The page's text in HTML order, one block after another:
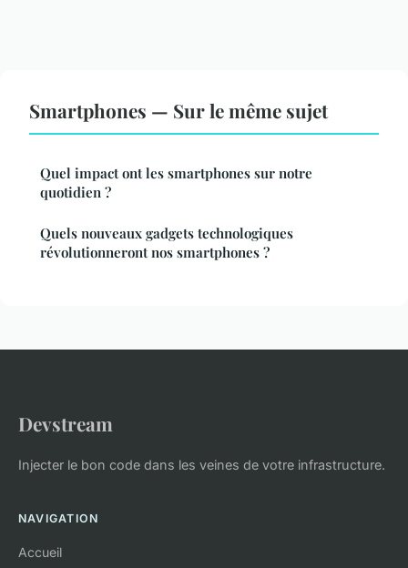
Smartphones — Sur le même sujet
Quel impact ont les smartphones sur notre
quotidien ?
Quels nouveaux gadgets technologiques
révolutionneront nos smartphones ?
Devstream
Injecter le bon code dans les veines de votre infrastructure.
NAVIGATION
Accueil